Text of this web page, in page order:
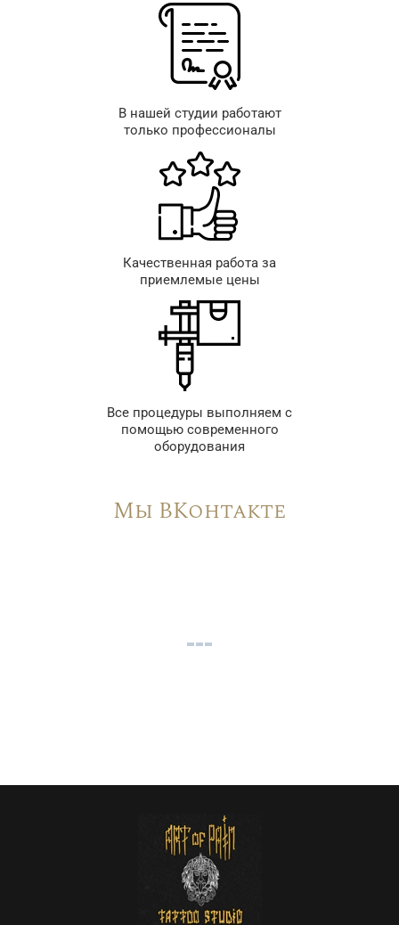
В нашей студии работают
только профессионалы
Качественная работа за
приемлемые цены
Все процедуры выполняем с
помощью современного
оборудования
Мы ВКонтакте